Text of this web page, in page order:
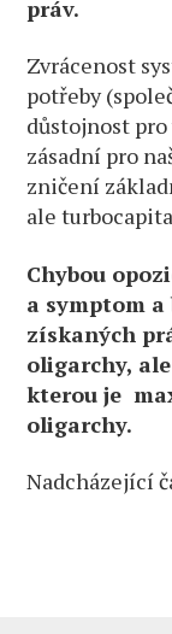
práv.
Zvrácenost
potřeby
důstojnost
zásadní pro
zničení
ale
Chybou
a symptom
získaných
oligarchy,
kterou je
oligarchy.
Nadcházející